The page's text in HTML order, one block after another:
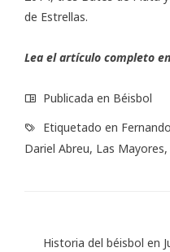
de Estrellas.
Lea el artículo completo en
Publicada en Béisbol
Etiquetado en
Dariel Abreu, Las Mayores,
Historia del béisbol en